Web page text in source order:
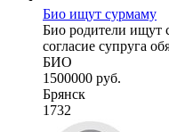
Био ищут сурмаму
Био родители ищут
согласие супруга
БИО
1500000 руб.
Брянск
1732